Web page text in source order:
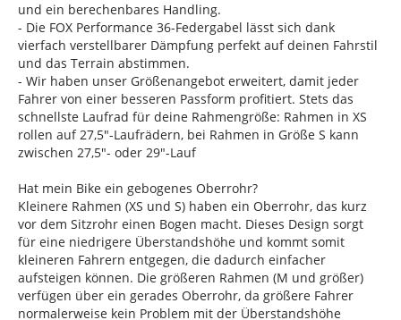
und ein berechenbares Handling.
- Die FOX Performance 36-Federgabel lässt sich dank
vierfach verstellbarer Dämpfung perfekt auf deinen Fahrstil
und das Terrain abstimmen.
- Wir haben unser Größenangebot erweitert, damit jeder
Fahrer von einer besseren Passform profitiert. Stets das
schnellste Laufrad für deine Rahmengröße: Rahmen in XS
rollen auf 27,5"-Laufrädern, bei Rahmen in Größe S kann
zwischen 27,5"- oder 29"-Lauf
Hat mein Bike ein gebogenes Oberrohr?
Kleinere Rahmen (XS und S) haben ein Oberrohr, das kurz
vor dem Sitzrohr einen Bogen macht. Dieses Design sorgt
für eine niedrigere Überstandshöhe und kommt somit
kleineren Fahrern entgegen, die dadurch einfacher
aufsteigen können. Die größeren Rahmen (M und größer)
verfügen über ein gerades Oberrohr, da größere Fahrer
normalerweise kein Problem mit der Überstandshöhe